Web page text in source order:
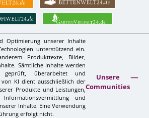
Optimierung unserer Inhalte
unterstützend ein.
Produkttexte, Bilder,
Sämtliche Inhalte werden
überarbeitet und
von KI dient ausschließlich der
Produkte und Leistungen,
und
Inhalte. Eine Verwendung
erfolgt nicht.
Unsere
Communities